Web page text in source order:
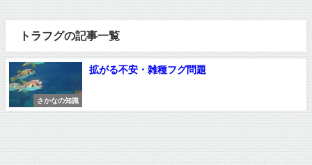
トラフグの記事一覧
さかなの知識
拡がる不安・雑種フグ問題